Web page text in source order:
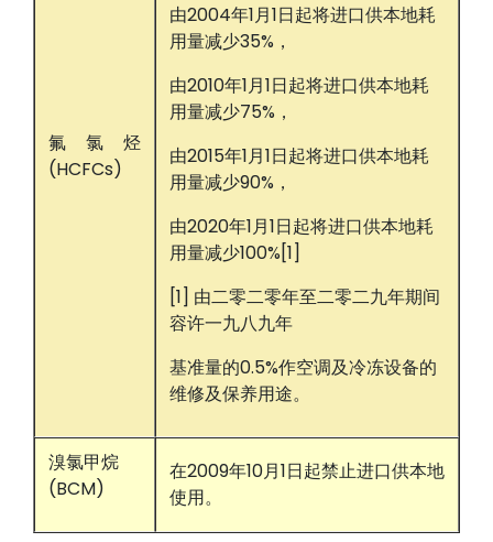
氟氯烃
(HCFCs)
由2004年1月1日起将进口供本地耗
用量减少35%，
由2010年1月1日起将进口供本地耗
用量减少75%，
由2015年1月1日起将进口供本地耗
用量减少90%，
由2020年1月1日起将进口供本地耗
用量减少100%[1]
[1] 由二零二零年至二零二九年期间
容许一九八九年
基准量的0.5%作空调及冷冻设备的
维修及保养用途。
溴氯甲烷
(BCM)
在2009年10月1日起禁止进口供本地
使用。